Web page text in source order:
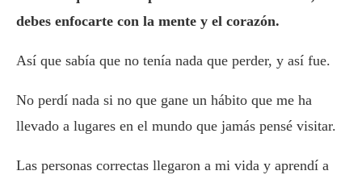
debes enfocarte con la mente y el corazón.
Así que sabía que no tenía nada que perder, y así fue.
No perdí nada si no que gane un hábito que me ha
llevado a lugares en el mundo que jamás pensé visitar.
Las personas correctas llegaron a mi vida y aprendí a